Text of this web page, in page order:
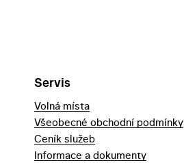
Servis
Volná místa
Všeobecné obchodní podmínky
Ceník služeb
Informace a dokumenty